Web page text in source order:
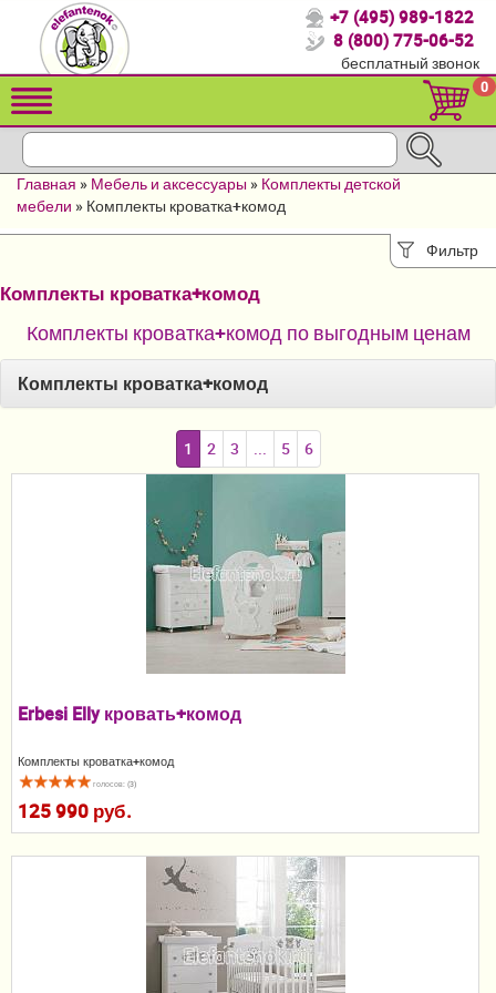
Спасибо, что выбрали нас!
Распродажа!
Детские коляски
Кроватки для новорожденных
Конверты, муфты
Детский транспорт
Летние товары
Мебель и аксессуары
Постельные принадлежности
Манежи
Ходунки и прыгунки
Игры и развитие
Принадлежности для выписки
Сумки для мам и детей
+7 (495) 989-1822
8 (800) 775-06-52
бесплатный звонок
0
Главная » Мебель и аксессуары » Комплекты детской
мебели » Комплекты кроватка+комод
Фильтр
Комплекты кроватка+комод
Комплекты кроватка+комод по выгодным ценам
Комплекты кроватка+комод
1 2 3 ... 5 6
Erbesi Elly кровать+комод
Комплекты кроватка+комод
голосов: (3)
125 990 руб.